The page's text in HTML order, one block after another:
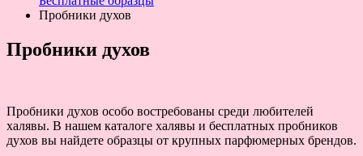
Пробники духов
Пробники духов
Пробники духов особо востребованы среди любителей
халявы. В нашем каталоге халявы и бесплатных пробников
духов вы найдете образцы от крупных парфюмерных брендов.